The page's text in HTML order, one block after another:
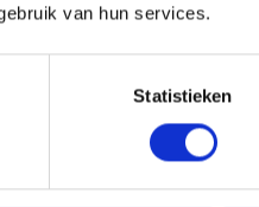
van hun services.
Statistieken